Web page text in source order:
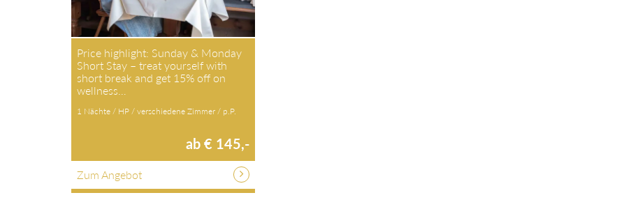
Price highlight: Sunday & Monday
Short Stay – treat yourself with
short break and get 15% off on
wellness…
1 Nächte / HP / verschiedene Zimmer / p.P.
ab € 145,-
Zum Angebot